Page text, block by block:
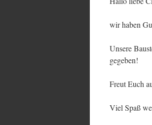
wir haben
Unsere
gegeben!
Freut Euch
Viel Spaß